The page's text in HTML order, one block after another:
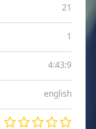
21
1
4:43:9
english